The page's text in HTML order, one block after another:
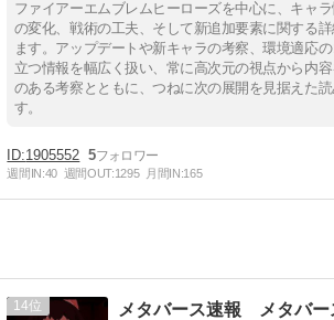
ファイアーエムブレムヒーローズを中心に、キャ
の変化、戦術の工夫、そして新追加要素に関する
ます。アップデートや新キャラの考察、環境適応
立つ情報を幅広く扱い、常に高次元の視点から内
のある考察とともに、つねに次の展開を見据えた
す。
1905552 5
週間IN:40 週間OUT:1295 月間IN:165
14 メタバース速報 メタバー